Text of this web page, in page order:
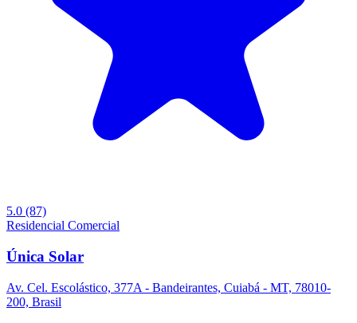
5.0 (87)
Residencial Comercial
Única Solar
Av. Cel. Escolástico, 377A - Bandeirantes, Cuiabá - MT, 78010-
200, Brasil